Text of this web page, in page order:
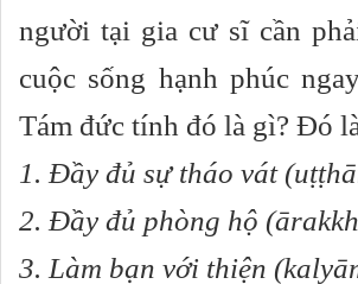
người tại gia cư sĩ cần
cuộc sống hạnh phúc
Tám đức tính đó là gì? Đó
1. Đầy đủ sự tháo vát
2. Đầy đủ phòng hộ
3. Làm bạn với thiện